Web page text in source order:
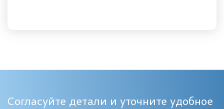
Согласуйте детали и уточните удобное